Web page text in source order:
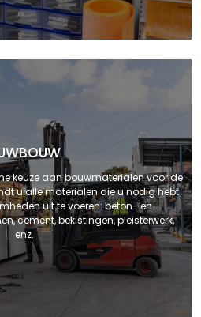
keuze aan bouwmaterialen voor de
u alle materialen die u nodig hebt
uit te voeren: beton- en
cement, bekistingen, pleisterwerk,
enz.